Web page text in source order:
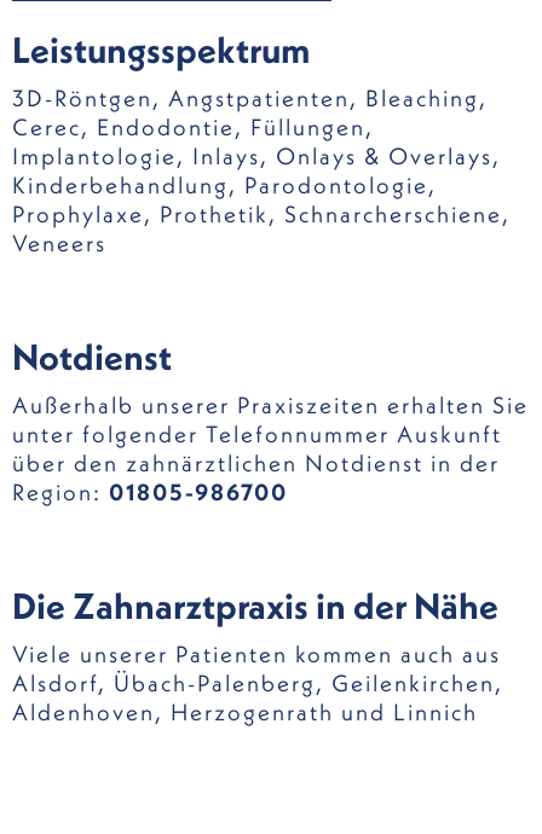
Leistungsspektrum
3D-Röntgen, Angstpatienten, Bleaching,
Cerec, Endodontie, Füllungen,
Implantologie, Inlays, Onlays & Overlays,
Kinderbehandlung, Parodontologie,
Prophylaxe, Prothetik, Schnarcherschiene,
Veneers
Notdienst
Außerhalb unserer Praxiszeiten erhalten Sie
unter folgender Telefonnummer Auskunft
über den zahnärztlichen Notdienst in der
Region: 01805-986700
Die Zahnarztpraxis in der Nähe
Viele unserer Patienten kommen auch aus
Alsdorf, Übach-Palenberg, Geilenkirchen,
Aldenhoven, Herzogenrath und Linnich